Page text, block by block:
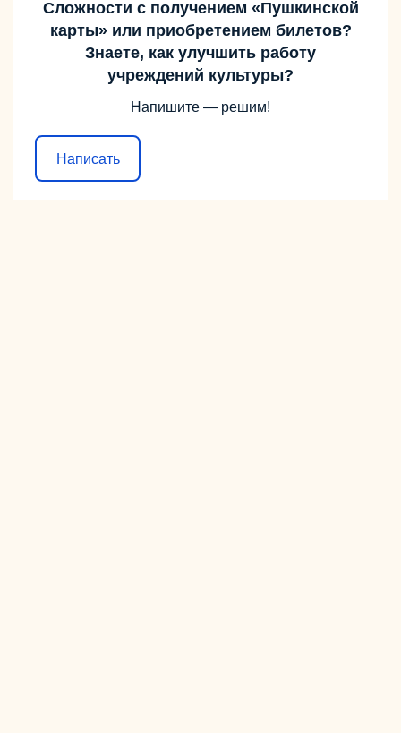
Сложности с получением «Пушкинской
карты» или приобретением билетов?
Знаете, как улучшить работу
учреждений культуры?
Напишите — решим!
Написать